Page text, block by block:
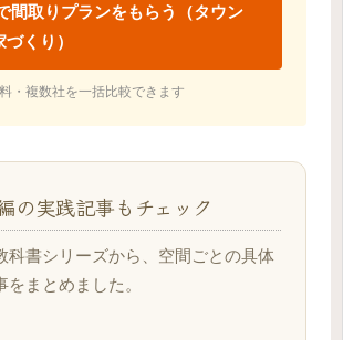
間取りプランをもらう（タウン
くり）
・複数社を一括比較できます
の実践記事もチェック
科書シリーズから、空間ごとの具体
をまとめました。